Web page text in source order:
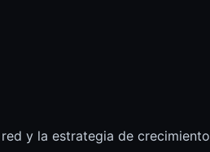
y la estrategia de crecimiento